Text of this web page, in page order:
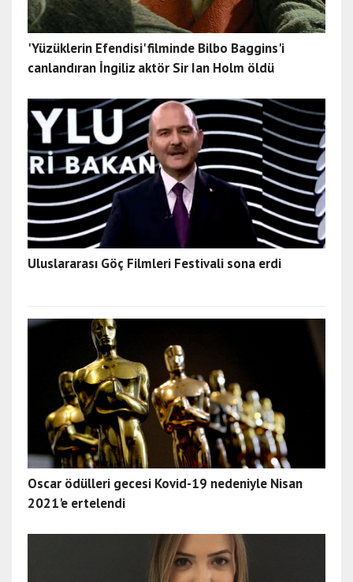
'Yüzüklerin Efendisi' filminde Bilbo Baggins'i
canlandıran İngiliz aktör Sir Ian Holm öldü
Uluslararası Göç Filmleri Festivali sona erdi
Oscar ödülleri gecesi Kovid-19 nedeniyle Nisan
2021'e ertelendi